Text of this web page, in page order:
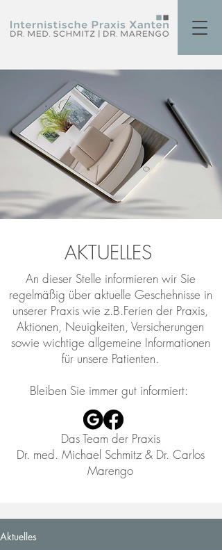
AKTUELLES
An dieser Stelle informieren wir Sie
regelmäßig über aktuelle Geschehnisse in
unserer Praxis wie z.B.Ferien der Praxis,
Aktionen, Neuigkeiten, Versicherungen
sowie wichtige allgemeine Informationen
für unsere Patienten.
​Bleiben Sie immer gut informiert:
Das Team der Praxis
Dr. med. Michael Schmitz & Dr. Carlos
Marengo
Aktuelles